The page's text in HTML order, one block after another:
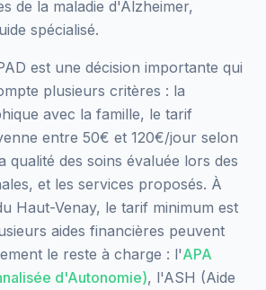
de la maladie d'Alzheimer,
spécialisé.
est une décision importante qui
plusieurs critères : la
avec la famille, le tarif
entre 50€ et 120€/jour selon
qualité des soins évaluée lors des
et les services proposés. À
Haut-Venay, le tarif minimum est
aides financières peuvent
le reste à charge : l'APA
d'Autonomie), l'ASH (Aide